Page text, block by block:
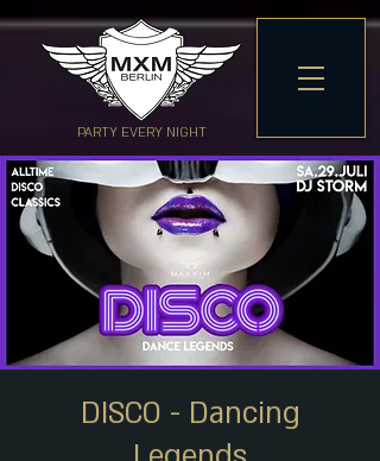
PARTY EVERY NIGHT
DISCO - Dancing